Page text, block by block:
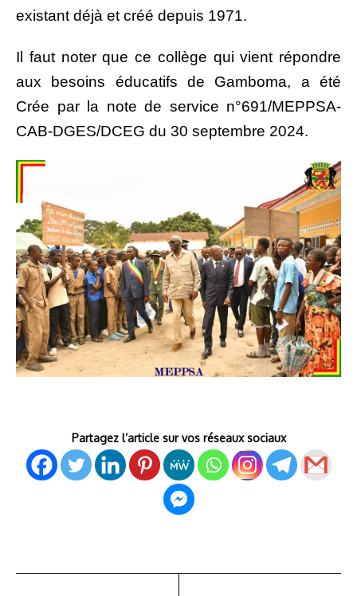
existant déjà et créé depuis 1971.
Il faut noter que ce collège qui vient répondre
aux besoins éducatifs de Gamboma, a été
Crée par la note de service n°691/MEPPSA-
CAB-DGES/DCEG du 30 septembre 2024.
Partagez l’article sur vos réseaux sociaux